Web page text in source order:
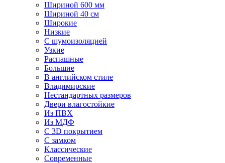
Шириной 600 мм
Шириной 40 см
Широкие
Низкие
С шумоизоляцией
Узкие
Распашные
Большие
В английском стиле
Владимирские
Нестандартных размеров
Двери влагостойкие
Из ПВХ
Из МДФ
С 3D покрытием
С замком
Классические
Современные